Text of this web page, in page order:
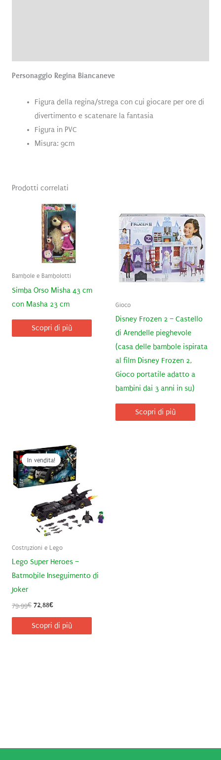
Personaggio Regina Biancaneve
Figura della regina/strega con cui giocare per ore di
divertimento e scatenare la fantasia
Figura in PVC
Misura: 9cm
Prodotti correlati
Bambole e Bambolotti
Simba Orso Misha 43 cm
con Masha 23 cm
Scopri di più
Gioco
Disney Frozen 2 – Castello
di Arendelle pieghevole
(casa delle bambole ispirata
al film Disney Frozen 2,
Gioco portatile adatto a
bambini dai 3 anni in su)
Scopri di più
In vendita!
In vendita!
Costruzioni e Lego
Lego Super Heroes –
Batmobile Inseguimento di
Joker
79,99€ Il
originale
72,88€Il
attuale
Scopri di più